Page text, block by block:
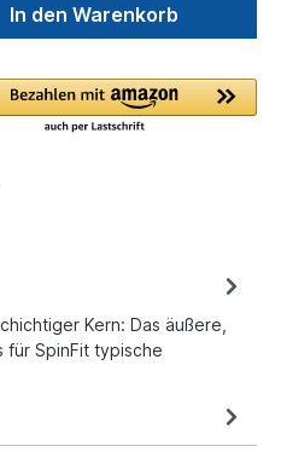
In den Warenkorb
Kern: Das äußere,
für SpinFit typische